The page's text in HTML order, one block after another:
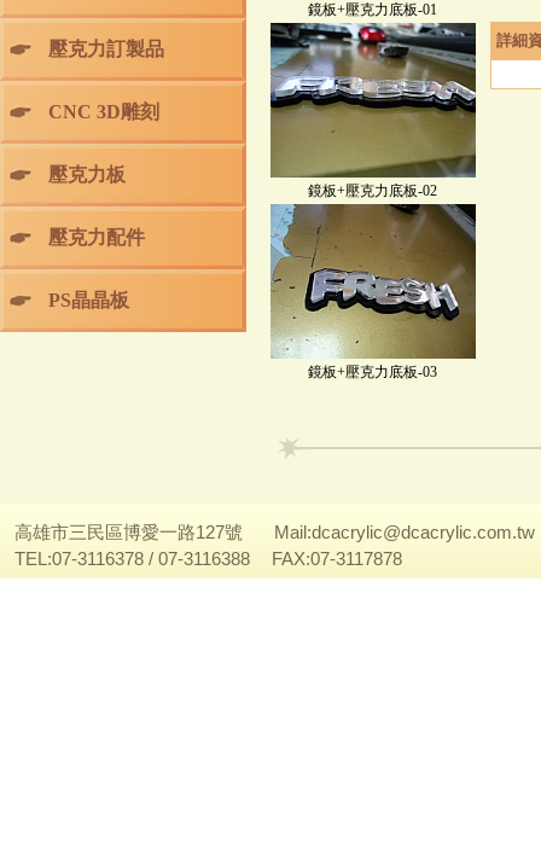
壓克力訂製品
CNC 3D雕刻
壓克力板
壓克力配件
PS晶晶板
鏡板+壓克力底板-01
鏡板+壓克力底板-02
鏡板+壓克力底板-03
詳細
高雄市三民區博愛一路127號 Mail:dcacrylic@dcacrylic.com.tw
TEL:07-3116378 / 07-3116388
FAX:07-3117878